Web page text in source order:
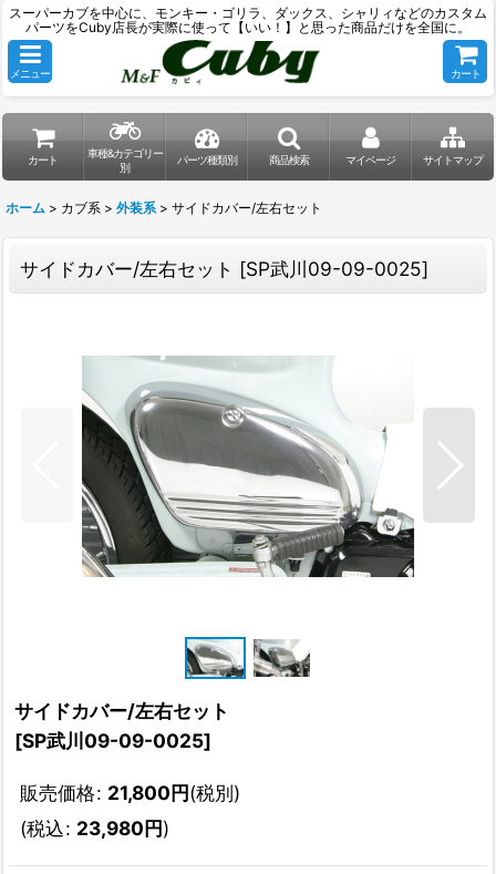
スーパーカブを中心に、モンキー・ゴリラ、ダックス、シャリィなどのカスタム
パーツをCuby店長が実際に使って【いい！】と思った商品だけを全国に。
メニュー カート
カート
車種&カテゴリー
別
パーツ種類別 商品検索 マイページ サイトマップ
ホーム > カブ系 > 外装系 > サイドカバー/左右セット
サイドカバー/左右セット [SP武川09-09-0025]
サイドカバー/左右セット
[SP武川09-09-0025]
販売価格: 21,800円(税別)
(税込: 23,980円)